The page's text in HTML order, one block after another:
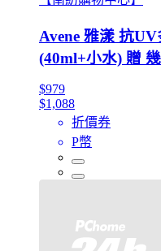
Avene 雅漾 抗
(40ml+小水) 贈
$979
$1,088
折價券
P幣